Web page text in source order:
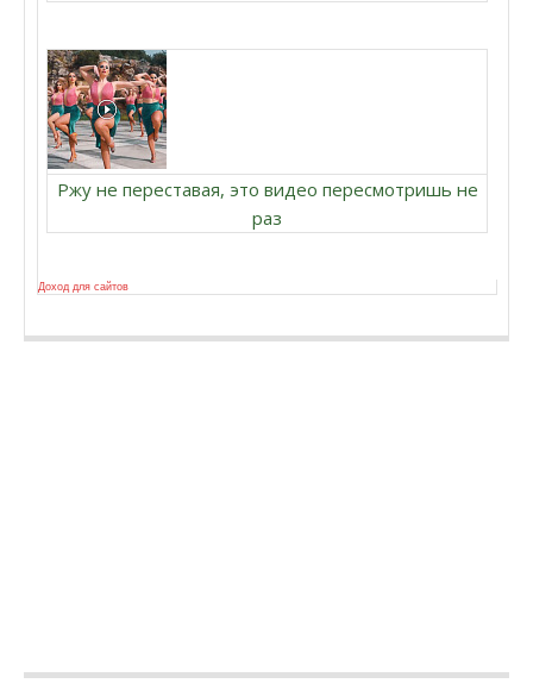
Ржу не переставая, это видео пересмотришь не
раз
Доход для сайтов